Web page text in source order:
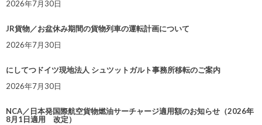
2026年7月30日
JR貨物／お盆休み期間の貨物列車の運転計画について
2026年7月30日
にしてつドイツ現地法人 シュツットガルト事務所移転のご案内
2026年7月30日
NCA／日本発国際航空貨物燃油サーチャージ適用額のお知らせ（2026年
8月1日適用 改定）